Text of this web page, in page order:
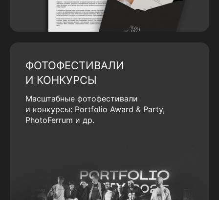
ФОТОФЕСТИВАЛИ
И КОНКУРСЫ
Масштабные фотофестивали
и конкурсы: Portfolio Award & Party,
PhotoFerrum и др.